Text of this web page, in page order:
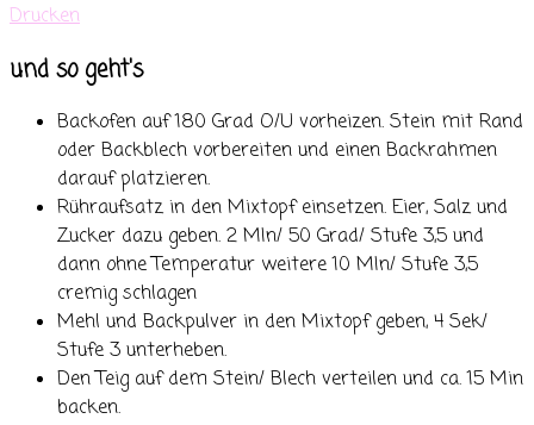
Drucken
und so geht's
Backofen auf 180 Grad O/U vorheizen. Stein mit Rand
oder Backblech vorbereiten und einen Backrahmen
darauf platzieren.
Rühraufsatz in den Mixtopf einsetzen. Eier, Salz und
Zucker dazu geben. 2 MIn/ 50 Grad/ Stufe 3,5 und
dann ohne Temperatur weitere 10 MIn/ Stufe 3,5
cremig schlagen
Mehl und Backpulver in den Mixtopf geben, 4 Sek/
Stufe 3 unterheben.
Den Teig auf dem Stein/ Blech verteilen und ca. 15 Min
backen.